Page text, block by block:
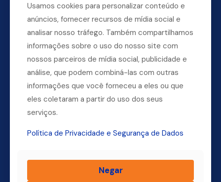
Dúvidas? Ligue para a nossa central.
(11) 4004-3500
Home
Usamos cookies para personalizar conteúdo e
anúncios, fornecer recursos de mídia social e
analisar nosso tráfego. Também compartilhamos
informações sobre o uso do nosso site com
nossos parceiros de mídia social, publicidade e
análise, que podem combiná-las com outras
informações que você forneceu a eles ou que
eles coletaram a partir do uso dos seus
serviços.
Política de Privacidade e Segurança de Dados
Negar